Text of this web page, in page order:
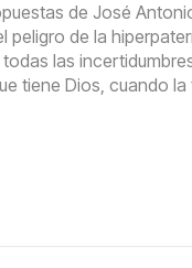
de José
peligro de la
las
tiene Dios, cuando